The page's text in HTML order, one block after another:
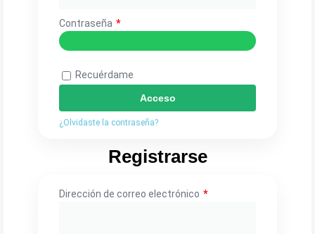
Contraseña *
Recuérdame
Acceso
¿Olvidaste la contraseña?
Registrarse
Dirección de correo electrónico *